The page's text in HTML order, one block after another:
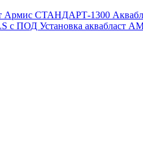
Армис СТАНДАРТ-1300
с ПОД Установка аквабласт